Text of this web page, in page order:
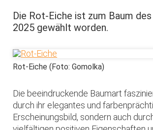
Die Rot-Eiche ist zum Baum
2025 gewählt worden.
Rot-Eiche (Foto: Gomolka)
Die beeindruckende Baumart
durch ihr elegantes und
Erscheinungsbild, sondern auch